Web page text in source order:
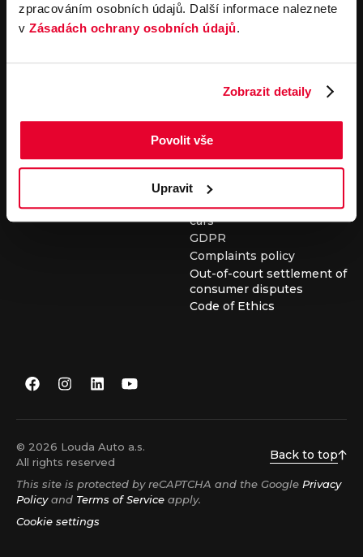
zpracováním osobních údajů. Další informace naleznete
v Zásadách ochrany osobních údajů.
Zobrazit detaily
Povolit vše
Upravit
For the media
Career
General terms and
orders of motor vehicles
General terms and
contitions for performing
service work
General terms and
conditions for buying used
cars
GDPR
Complaints policy
Out-of-court settlement of
consumer disputes
Code of Ethics
© 2026 Louda Auto a.s.
All rights reserved
Back to top
This site is protected by reCAPTCHA and the Google Privacy
Policyand Terms of Service apply.
Cookie settings